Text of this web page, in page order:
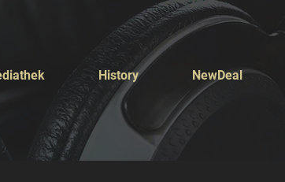
History NewDeal